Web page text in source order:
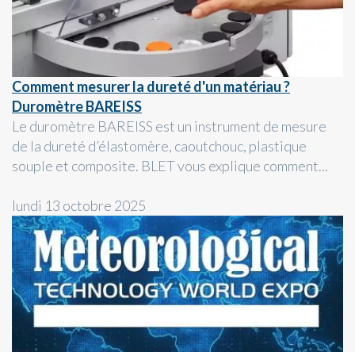
Comment mesurer la dureté d'un matériau ?
Duromètre BAREISS
Le duromètre BAREISS est un instrument de mesure
de la dureté d’élastomère, caoutchouc, plastique
souple et composite. BLET vous explique comment...
lundi 13 octobre 2025